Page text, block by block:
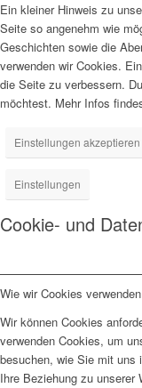
Ein kleiner Hinweis zu
Seite so angenehm wie
Geschichten sowie die
verwenden wir Cookies.
die Seite zu verbessern.
möchtest. Mehr Infos
Einstellungen akzeptieren
Einstellungen
Cookie- und
Wie wir Cookies verwenden
Wir können Cookies
verwenden Cookies, um
besuchen, wie Sie mit uns
Ihre Beziehung zu unserer